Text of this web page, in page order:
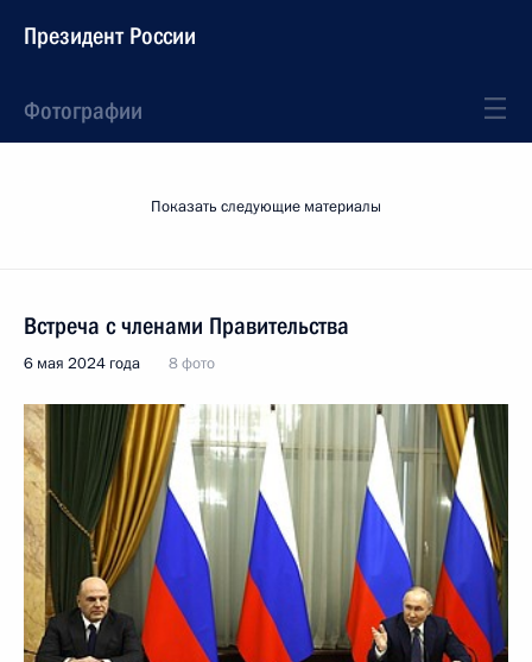
Президент России
Фотографии
Показать следующие материалы
Встреча с членами Правительства
6 мая 2024 года 8 фото